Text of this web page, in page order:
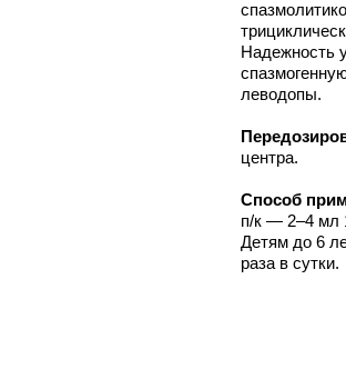
Надежность
леводопы.
центра.
Способ
п/к — 2–4 мл
Детям до 6
раза в сутки.